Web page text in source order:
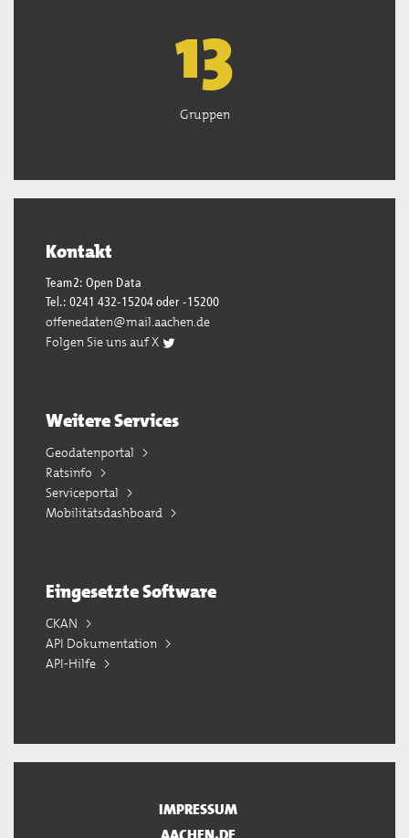
13
Gruppen
Kontakt
Team2: Open Data
Tel.: 0241 432-15204 oder -15200
offenedaten@mail.aachen.de
Folgen Sie uns auf X
Weitere Services
Geodatenportal
Ratsinfo
Serviceportal
Mobilitätsdashboard
Eingesetzte Software
CKAN
API Dokumentation
API-Hilfe
IMPRESSUM